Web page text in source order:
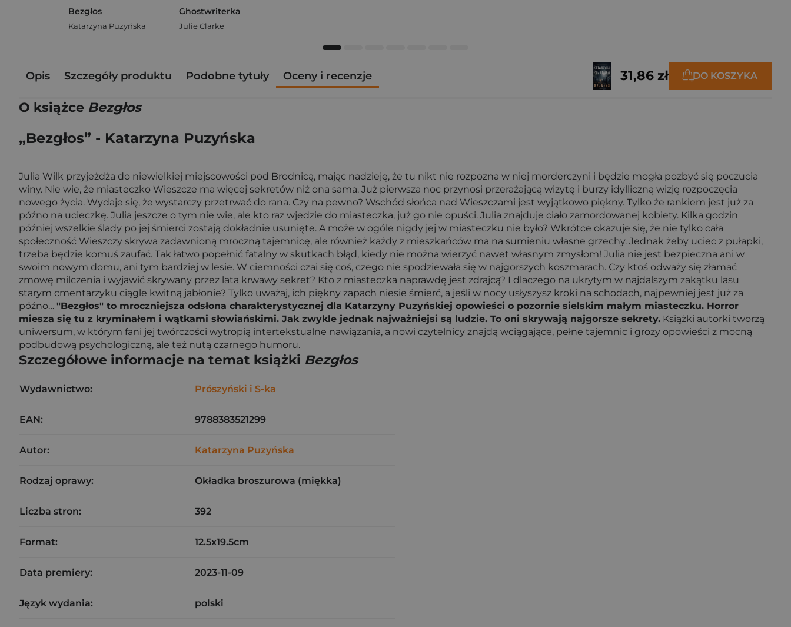
Bezgłos
Katarzyna Puzyńska
Ghostwriterka
Julie Clarke
Opis Szczegóły produktu Podobne tytuły Oceny i recenzje 31,86 zł DO KOSZYKA
O książce Bezgłos
„Bezgłos” - Katarzyna Puzyńska
Julia Wilk przyjeżdża do niewielkiej miejscowości pod Brodnicą, mając nadzieję, że tu nikt nie rozpozna w niej morderczyni i będzie mogła pozbyć się poczucia
winy. Nie wie, że miasteczko Wieszcze ma więcej sekretów niż ona sama. Już pierwsza noc przynosi przerażającą wizytę i burzy idylliczną wizję rozpoczęcia
nowego życia. Wydaje się, że wystarczy przetrwać do rana. Czy na pewno? Wschód słońca nad Wieszczami jest wyjątkowo piękny. Tylko że rankiem jest już za
późno na ucieczkę. Julia jeszcze o tym nie wie, ale kto raz wjedzie do miasteczka, już go nie opuści. Julia znajduje ciało zamordowanej kobiety. Kilka godzin
później wszelkie ślady po jej śmierci zostają dokładnie usunięte. A może w ogóle nigdy jej w miasteczku nie było? Wkrótce okazuje się, że nie tylko cała
społeczność Wieszczy skrywa zadawnioną mroczną tajemnicę, ale również każdy z mieszkańców ma na sumieniu własne grzechy. Jednak żeby uciec z pułapki,
trzeba będzie komuś zaufać. Tak łatwo popełnić fatalny w skutkach błąd, kiedy nie można wierzyć nawet własnym zmysłom! Julia nie jest bezpieczna ani w
swoim nowym domu, ani tym bardziej w lesie. W ciemności czai się coś, czego nie spodziewała się w najgorszych koszmarach. Czy ktoś odważy się złamać
zmowę milczenia i wyjawić skrywany przez lata krwawy sekret? Kto z miasteczka naprawdę jest zdrajcą? I dlaczego na ukrytym w najdalszym zakątku lasu
starym cmentarzyku ciągle kwitną jabłonie? Tylko uważaj, ich piękny zapach niesie śmierć, a jeśli w nocy usłyszysz kroki na schodach, najpewniej jest już za
późno… "Bezgłos" to mroczniejsza odsłona charakterystycznej dla Katarzyny Puzyńskiej opowieści o pozornie sielskim małym miasteczku. Horror
miesza się tu z kryminałem i wątkami słowiańskimi. Jak zwykle jednak najważniejsi są ludzie. To oni skrywają najgorsze sekrety. Książki autorki tworzą
uniwersum, w którym fani jej twórczości wytropią intertekstualne nawiązania, a nowi czytelnicy znajdą wciągające, pełne tajemnic i grozy opowieści z mocną
podbudową psychologiczną, ale też nutą czarnego humoru.
Szczegółowe informacje na temat książki Bezgłos
Wydawnictwo: Prószyński i S-ka
EAN: 9788383521299
Autor: Katarzyna Puzyńska
Rodzaj oprawy: Okładka broszurowa (miękka)
Liczba stron: 392
Format: 12.5x19.5cm
Data premiery: 2023-11-09
Język wydania: polski